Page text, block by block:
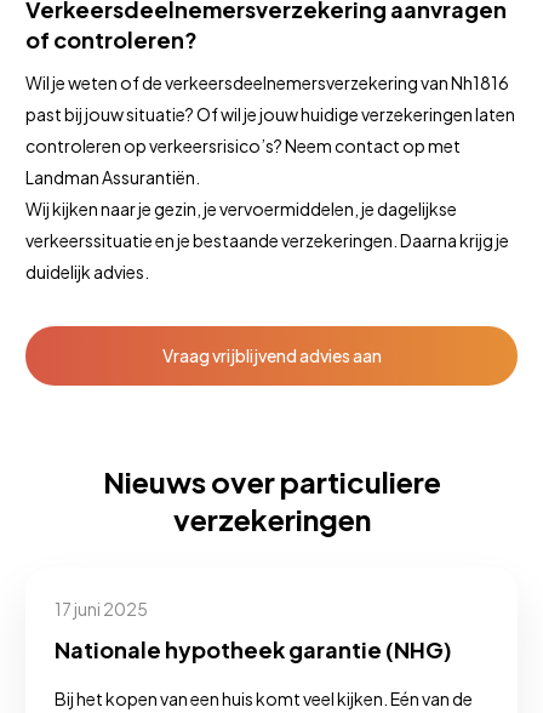
Verkeersdeelnemersverzekering aanvragen
of controleren?
Wil je weten of de verkeersdeelnemersverzekering van Nh1816
past bij jouw situatie? Of wil je jouw huidige verzekeringen laten
controleren op verkeersrisico’s? Neem contact op met
Landman Assurantiën.
Wij kijken naar je gezin, je vervoermiddelen, je dagelijkse
verkeerssituatie en je bestaande verzekeringen. Daarna krijg je
duidelijk advies.
Vraag vrijblijvend advies aan
Nieuws over particuliere
verzekeringen
17 juni 2025
Nationale hypotheek garantie (NHG)
Bij het kopen van een huis komt veel kijken. Eén van de